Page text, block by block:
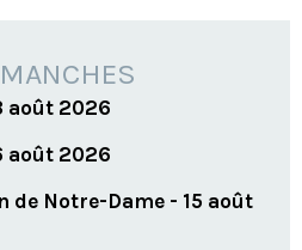
août 2026
août 2026
de Notre-Dame - 15 août